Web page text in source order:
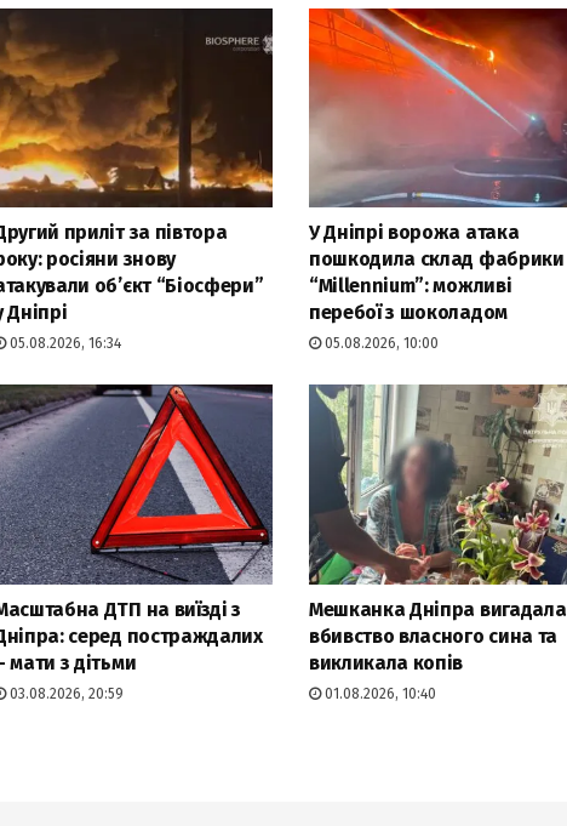
приліт за півтора
росіяни знову
об’єкт “Біосфери”
Дніпрі
05.08.2026, 16:34
У Дніпрі ворожа атака
пошкодила склад фабрики
“Millennium”: можливі
перебої з шоколадом
05.08.2026, 10:00
ДТП на виїзді з
серед постраждалих
мати з дітьми
03.08.2026, 20:59
Мешканка Дніпра вигадала
вбивство власного сина та
викликала копів
01.08.2026, 10:40